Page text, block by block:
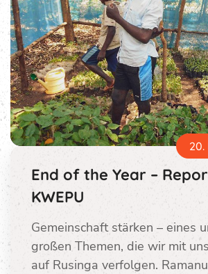
20.
End of the Year –
KWEPU
Gemeinschaft stärken – eines
großen Themen, die wir mit
auf Rusinga verfolgen.